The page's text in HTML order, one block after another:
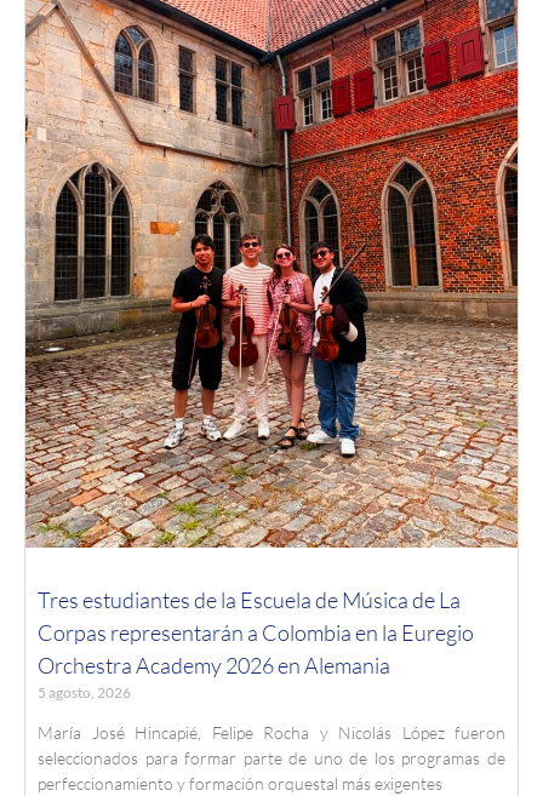
Tres estudiantes de la Escuela de Música de La
Corpas representarán a Colombia en la Euregio
Orchestra Academy 2026 en Alemania
5 agosto, 2026
María José Hincapié, Felipe Rocha y Nicolás López fueron
seleccionados para formar parte de uno de los programas de
perfeccionamiento y formación orquestal más exigentes